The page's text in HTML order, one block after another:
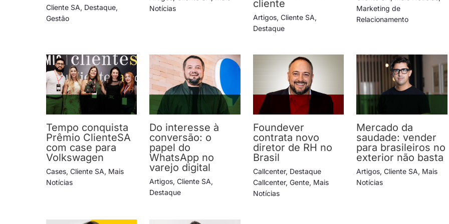
Cliente SA, Destaque,
Gestão
Notícias
cliente
Artigos, Cliente SA,
Destaque
Marketing de
Relacionamento
Tempo conquista
Prêmio ClienteSA
com case para
Volkswagen
Cases, Cliente SA, Mais
Notícias
Do interesse à
conversão: o
papel do
WhatsApp no
varejo digital
Artigos,Cliente SA,
Destaque
Foundever
contrata novo
diretor de RH no
Brasil
Callcenter, Destaque
Callcenter, Gente, Mais
Notícias
Mercado da
saudade: vender
para brasileiros no
exterior não basta
Artigos,Cliente SA, Mais
Notícias